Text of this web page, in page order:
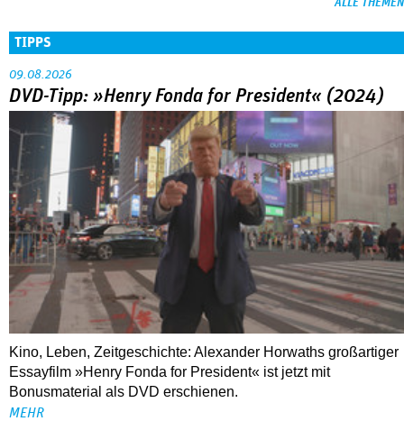
ALLE THEMEN
TIPPS
09.08.2026
DVD-Tipp: »Henry Fonda for President« (2024)
Kino, Leben, Zeitgeschichte: Alexander Horwaths großartiger
Essayfilm »Henry Fonda for President« ist jetzt mit
Bonusmaterial als DVD erschienen.
MEHR